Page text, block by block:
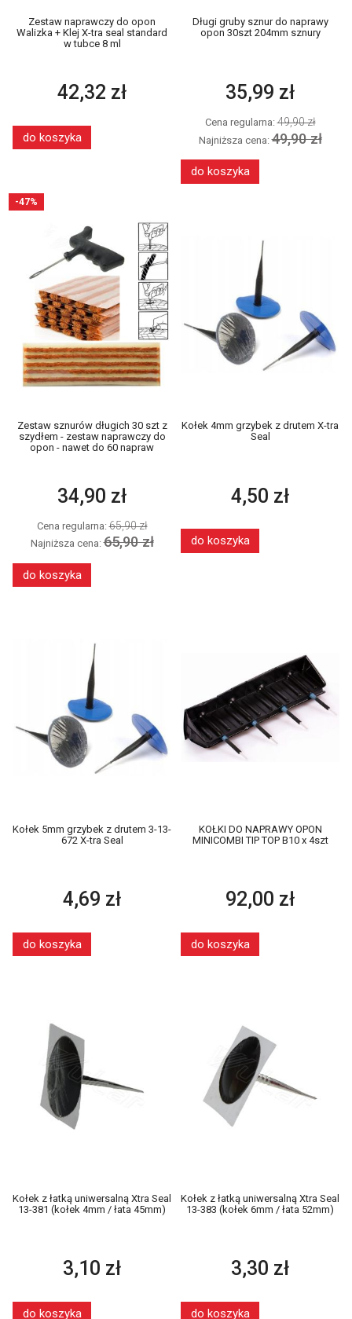
Zestaw naprawczy do opon
Walizka + Klej X-tra seal standard
w tubce 8 ml
42,32 zł
do koszyka
Długi gruby sznur do naprawy
opon 30szt 204mm sznury
35,99 zł
Cena regularna:49,90 zł
Najniższa cena:49,90 zł
do koszyka
Zestaw sznurów długich 30 szt z
szydłem - zestaw naprawczy do
opon - nawet do 60 napraw
34,90 zł
Cena regularna:65,90 zł
Najniższa cena:65,90 zł
do koszyka
-47%
Kołek 4mm grzybek z drutem X-tra
Seal
4,50 zł
do koszyka
Kołek 5mm grzybek z drutem 3-13-
672 X-tra Seal
4,69 zł
do koszyka
KOŁKI DO NAPRAWY OPON
MINICOMBI TIP TOP B10 x 4szt
92,00 zł
do koszyka
Kołek z łatką uniwersalną Xtra Seal
13-381 (kołek 4mm / łata 45mm)
3,10 zł
do koszyka
Kołek z łatką uniwersalną Xtra Seal
13-383 (kołek 6mm / łata 52mm)
3,30 zł
do koszyka